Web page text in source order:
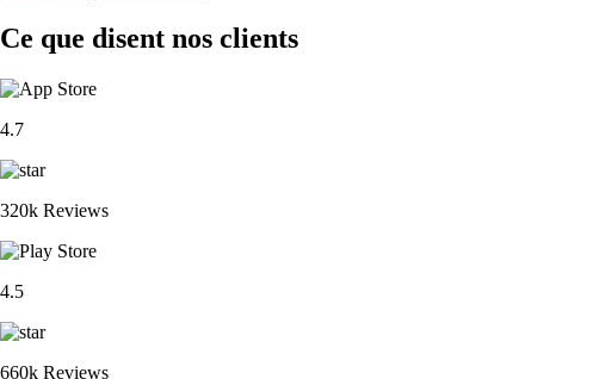
Ce que disent nos clients
4.7
320k Reviews
4.5
660k Reviews